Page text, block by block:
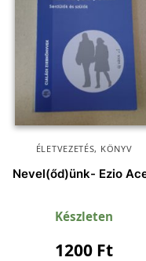
ÉLETVEZETÉS, KÖNYV
Nevel(őd)ünk- Ezio
Készleten
1200 Ft